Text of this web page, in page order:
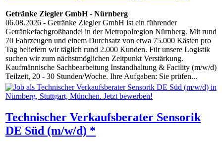
Getränke Ziegler GmbH- Nürnberg
06.08.2026 - Getränke Ziegler GmbH ist ein führender
Getränkefachgroßhandel in der Metropolregion Nürnberg. Mit rund
70 Fahrzeugen und einem Durchsatz von etwa 75.000 Kästen pro
Tag beliefern wir täglich rund 2.000 Kunden. Für unsere Logistik
suchen wir zum nächstmöglichen Zeitpunkt Verstärkung.
Kaufmännische Sachbearbeitung Instandhaltung & Facility (m/w/d)
Teilzeit, 20 - 30 Stunden/Woche. Ihre Aufgaben: Sie prüfen...
Technischer Verkaufsberater Sensorik
DE Süd (m/w/d) *